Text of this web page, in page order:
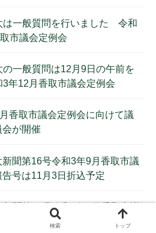
は一般質問を行いました 令和
市議会定例会
の一般質問は12月9日の午前を
年12月香取市議会定例会
香取市議会定例会に向けて議
が開催
聞第16号令和3年9月香取市議
号は11月3日折込予定
新聞第16号令和3年9月香取市議
告号が完成しました
検索 トップ